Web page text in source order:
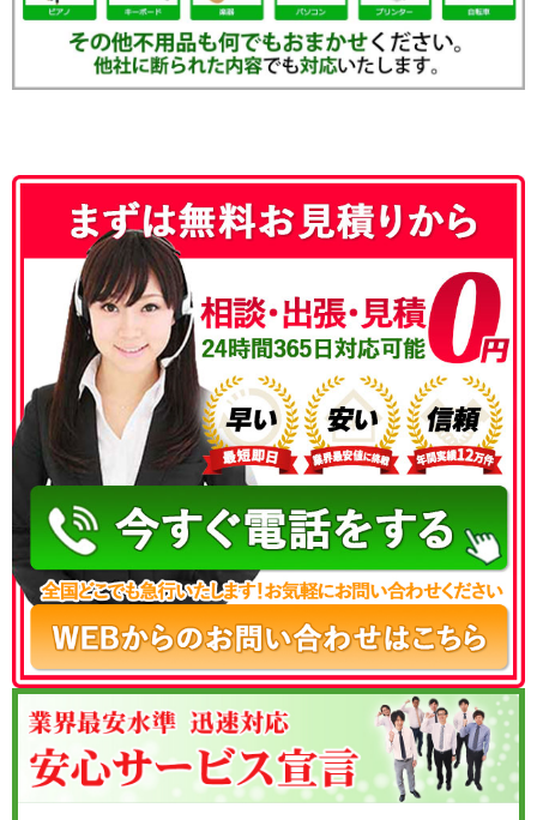
050-3186-4780